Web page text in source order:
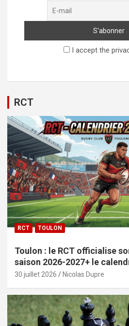
I accept the
RCT
RCT TOULON
Toulon : le RCT officialise
saison 2026-2027+ le
30 juillet 2026 Nicolas Dupre